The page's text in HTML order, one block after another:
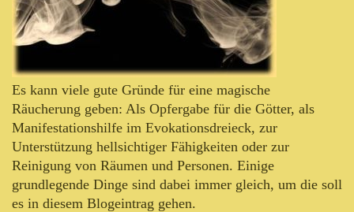
Es kann viele gute Gründe für eine magische
Räucherung geben: Als Opfergabe für die Götter, als
Manifestationshilfe im Evokationsdreieck, zur
Unterstützung hellsichtiger Fähigkeiten oder zur
Reinigung von Räumen und Personen. Einige
grundlegende Dinge sind dabei immer gleich, um die soll
es in diesem Blogeintrag gehen.